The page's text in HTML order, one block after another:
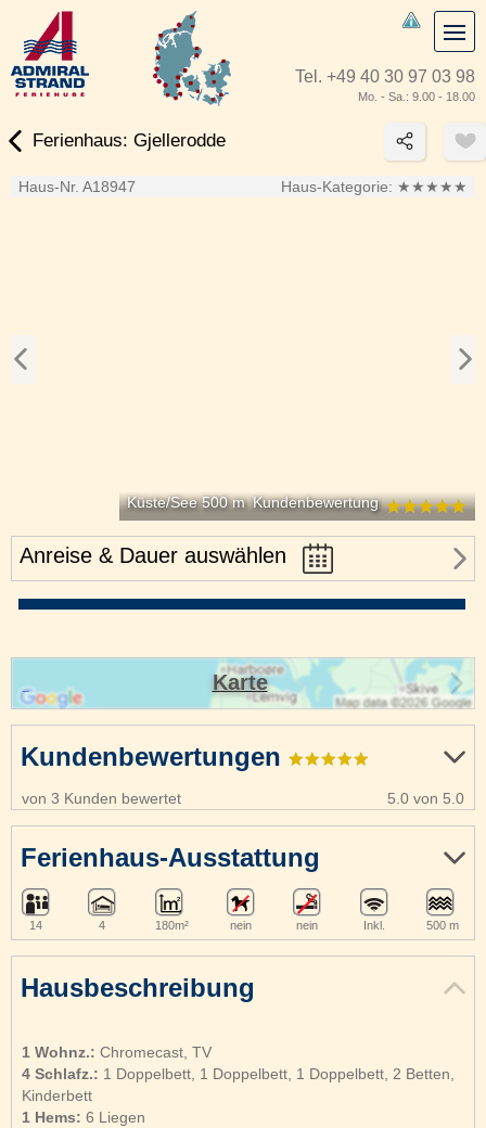
Tel. +49 40 30 97 03 98
Mo. - Sa.: 9.00 - 18.00
Ferienhaus: Gjellerodde
Haus-Nr. A18947 Haus-Kategorie: ★★★★★
Küste/See 500 m Kundenbewertung
Anreise & Dauer auswählen
Hausbeschreibung
1 Wohnz.: Chromecast, TV
4 Schlafz.: 1 Doppelbett, 1 Doppelbett, 1 Doppelbett, 2 Betten,
Kinderbett
1 Hems: 6 Liegen
Kundenbewertungen
von 3 Kunden bewertet 5.0 von 5.0
Ferienhaus-Ausstattung
14 4 180m² nein nein Inkl. 500 m
Karte